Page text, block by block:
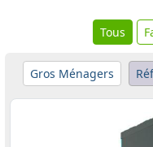
Tous
Gros Ménagers